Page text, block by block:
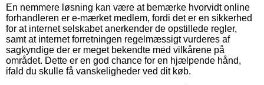
En nemmere løsning kan være at bemærke hvorvidt online
forhandleren er e-mærket medlem, fordi det er en sikkerhed
for at internet selskabet anerkender de opstillede regler,
samt at internet forretningen regelmæssigt vurderes af
sagkyndige der er meget bekendte med vilkårene på
området. Dette er en god chance for en hjælpende hånd,
ifald du skulle få vanskeligheder ved dit køb.